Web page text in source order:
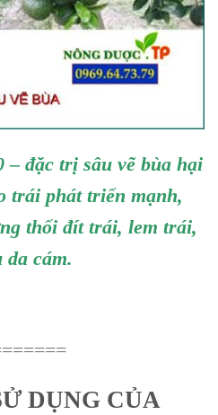
– đặc trị sâu vẽ bùa hại
trái phát triển mạnh,
thối đít trái, lem trái,
da cám.
DỤNG CỦA